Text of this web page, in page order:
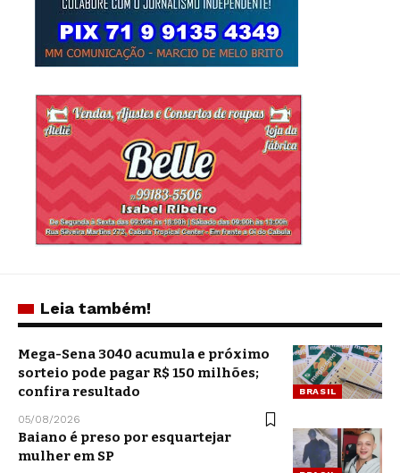
Leia também!
BRASIL
Mega-Sena 3040 acumula e próximo
sorteio pode pagar R$ 150 milhões;
confira resultado
05/08/2026
Baiano é preso por esquartejar
mulher em SP